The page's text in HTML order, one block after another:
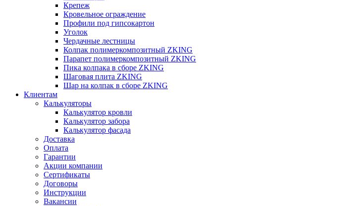
Крепеж
Кровельное ограждение
Профили под гипсокартон
Уголок
Чердачные лестницы
Колпак полимеркомпозитный ZKING
Парапет полимеркомпозитный ZKING
Пика колпака в сборе ZKING
Шаговая плита ZKING
Шар на колпак в сборе ZKING
Клиентам
Калькуляторы
Калькулятор кровли
Калькулятор забора
Калькулятор фасада
Доставка
Оплата
Гарантии
Акции компании
Сертификаты
Договоры
Инструкции
Вакансии